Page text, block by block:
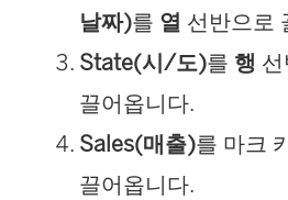
날짜)를 열 선반으로
State(시/도)를 행
끌어옵니다.
Sales(매출)를 마크
끌어옵니다.